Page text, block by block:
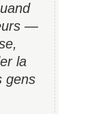
—
la
gens